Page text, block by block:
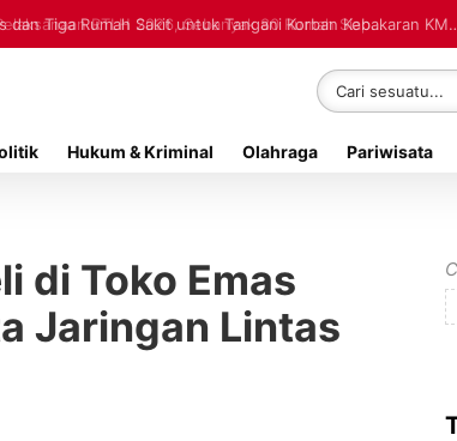
Tiga Rumah Sakit untuk Tangani Korban Kebakaran KMP
Hukum & Kriminal Olahraga Pariwisata
di Toko Emas
Jaringan Lintas